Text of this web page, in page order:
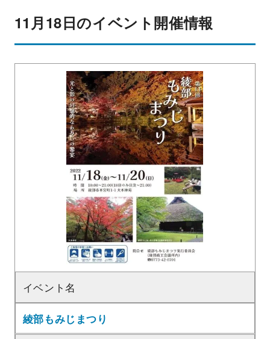
11月18日のイベント開催情報
イベント名
綾部もみじまつり